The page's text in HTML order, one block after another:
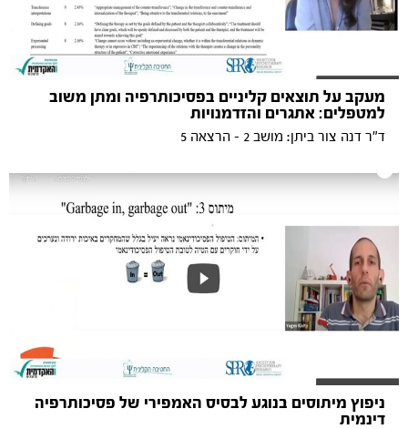
מעקב על תוצאים קליניים בפסיכותרפיה ומתן משוב
למטפלים: אתגרים והזדמנויות
ד"ר דנה צור ביתן: מושב 2 - הרצאה 5
ניפוץ מיתוסים בנוגע לבסיס האמפירי של פסיכותרפיה
דינמית